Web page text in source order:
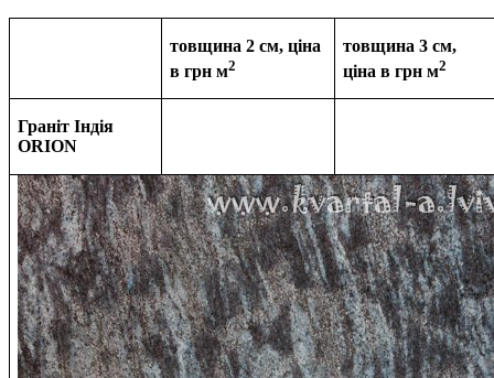
товщина 2 см, ціна
в грн м2
товщина 3 см,
ціна в грн м2
Граніт Індія
ORION